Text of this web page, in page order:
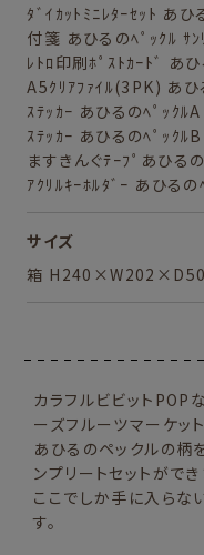
ﾀﾞｲｶｯﾄﾐﾆﾚﾀｰｾｯﾄ あひ
付箋 あひるのﾍﾟｯｸﾙ ｻﾝ
ﾚﾄﾛ印刷ﾎﾟｽﾄｶｰﾄﾞ あ
A5ｸﾘｱﾌｧｲﾙ(3PK) あひ
ｽﾃｯｶｰ あひるのﾍﾟｯｸﾙ
ｽﾃｯｶｰ あひるのﾍﾟｯｸﾙ
ますきんぐﾃｰﾌﾟあひる
ｱｸﾘﾙｷｰﾎﾙﾀﾞｰ あひる
サイズ
箱
カラフルビビットPOP
ーズフルーツマーケット
あひるのペックルの柄
ンプリートセットがで
ここでしか手に入らな
す。